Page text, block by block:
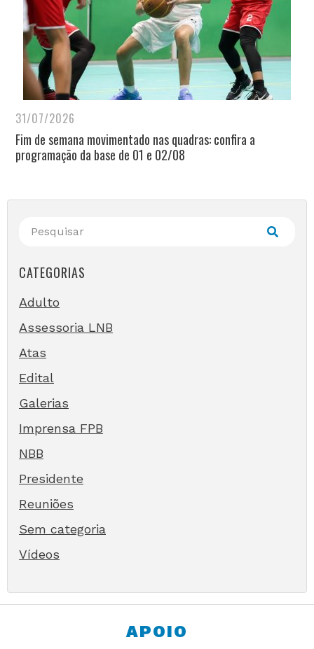
31/07/2026
Fim de semana movimentado nas quadras: confira a
programação da base de 01 e 02/08
CATEGORIAS
Adulto
Assessoria LNB
Atas
Edital
Galerias
Imprensa FPB
NBB
Presidente
Reuniões
Sem categoria
Vídeos
APOIO